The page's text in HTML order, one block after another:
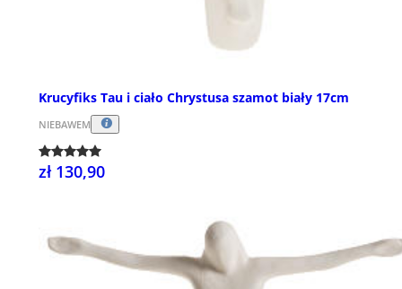
Krucyfiks Tau i ciało Chrystusa szamot biały 17cm
NIEBAWEM
zł 130,90